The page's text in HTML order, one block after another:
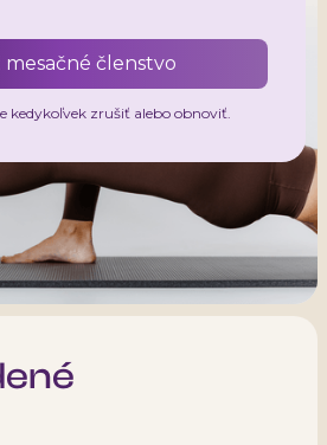
mesačné členstvo
kedykoľvek zrušiť alebo obnoviť.